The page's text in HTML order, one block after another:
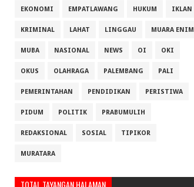
EKONOMI EMPATLAWANG HUKUM IKLAN
KRIMINAL LAHAT LINGGAU MUARA ENIM
MUBA NASIONAL NEWS OI OKI
OKUS OLAHRAGA PALEMBANG PALI
PEMERINTAHAN PENDIDIKAN PERISTIWA
PIDUM POLITIK PRABUMULIH
REDAKSIONAL SOSIAL TIPIKOR
MURATARA
TOTAL TAYANGAN HALAMAN